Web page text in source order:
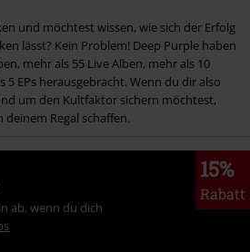
und möchtest wissen, wie sich der Erfolg
lässt? Kein Problem! Deep Purple haben
mehr als 55 Live Alben, mehr als 10
EPs herausgebracht. Wenn du dir also
um den Kultfaktor sichern möchtest,
Regal schaffen.
15%
Rabatt
ab, wenn du dich